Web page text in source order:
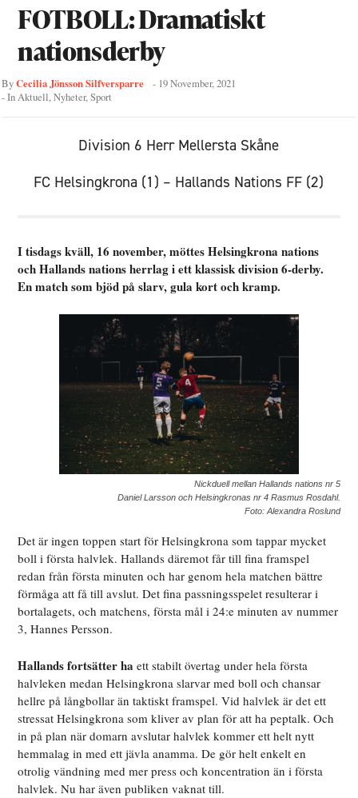
FOTBOLL: Dramatiskt
nationsderby
ByCecilia Jönsson Silfversparre - 19 November, 2021
- InAktuell,Nyheter,Sport
Division 6 Herr Mellersta Skåne
FC Helsingkrona (1) – Hallands Nations FF (2)
I tisdags kväll, 16 november, möttes Helsingkrona nations
och Hallands nations herrlag i ett klassisk division 6-derby.
En match som bjöd på slarv, gula kort och kramp.
Nickduell mellan Hallands nations nr 5
Daniel Larsson och Helsingkronas nr 4 Rasmus Rosdahl.
Foto: Alexandra Roslund
Det är ingen toppen start för Helsingkrona som tappar mycket
boll i första halvlek. Hallands däremot får till fina framspel
redan från första minuten och har genom hela matchen bättre
förmåga att få till avslut. Det fina passningsspelet resulterar i
bortalagets, och matchens, första mål i 24:e minuten av nummer
3, Hannes Persson.
Hallands fortsätter ha ett stabilt övertag under hela första
halvleken medan Helsingkrona slarvar med boll och chansar
hellre på långbollar än taktiskt framspel. Vid halvlek är det ett
stressat Helsingkrona som kliver av plan för att ha peptalk. Och
in på plan när domarn avslutar halvlek kommer ett helt nytt
hemmalag in med ett jävla anamma. De gör helt enkelt en
otrolig vändning med mer press och koncentration än i första
halvlek. Nu har även publiken vaknat till.